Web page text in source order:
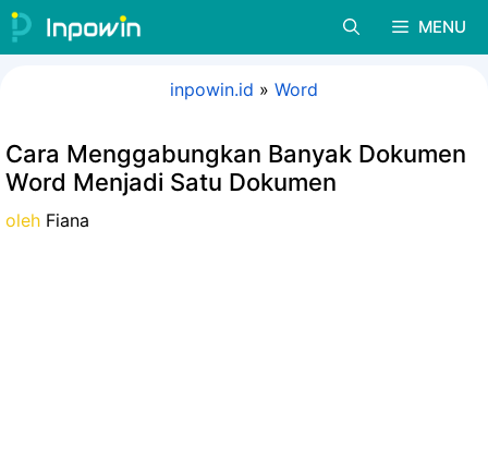
Langsung
ke
MENU
inpowin.id » Word
Cara Menggabungkan Banyak Dokumen
Word Menjadi Satu Dokumen
oleh Fiana